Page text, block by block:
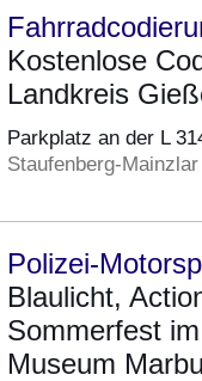
Kostenlose
Landkreis
Parkplatz an der L
Staufenberg-Mainzlar
Polizei-
Blaulicht,
Sommerfest
Museum